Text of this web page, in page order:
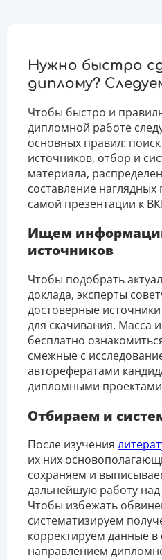
Нужно быстро
диплому?
Чтобы быстро и
дипломной работе
основных правил:
источников, отбор и
материала,
составление
самой презентации к
Ищем
источников
Чтобы подобрать
доклада, эксперты
достоверные
для скачивания. Масса
бесплатно
смежные с
авторефератами
дипломными проектами
Отбираем и
После изучения
их них
сохраняем и
дальнейшую работу над
Чтобы избежать
систематизируем
корректируем данные
направлением